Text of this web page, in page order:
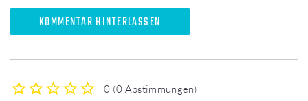
KOMMENTAR HINTERLASSEN
0 (0 Abstimmungen)